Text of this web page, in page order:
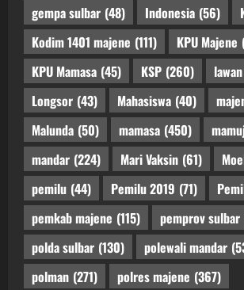
gempa sulbar (48) Indonesia (56)
Kodim 1401 majene (111) KPU Majene
KPU Mamasa (45) KSP (260)
Longsor (43) Mahasiswa (40)
Malunda (50) mamasa (450)
mandar (224) Mari Vaksin (61)
pemilu (44) Pemilu 2019 (71)
pemkab majene (115) pemprov sulbar
polda sulbar (130) polewali mandar
polman (271) polres majene (367)